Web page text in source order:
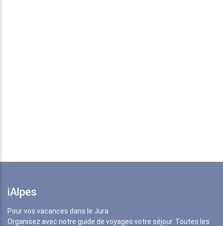
iAlpes
Pour vos vacances dans le Jura
Organisez avec notre guide de voyages votre séjour. Toutes les